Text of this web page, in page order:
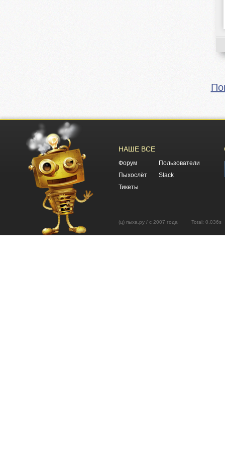
НАШЕ ВСЕ
Форум
Пользователи
Пыхослёт
Slack
Тикеты
(ц) пыха.ру / с 2007 года Total: